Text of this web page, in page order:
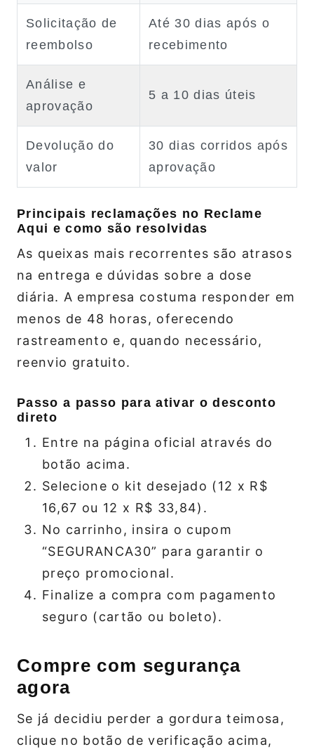
Solicitação de
reembolso
Até 30 dias após o
recebimento
Análise e
aprovação
5 a 10 dias úteis
Devolução do
valor
30 dias corridos após
aprovação
Principais reclamações no Reclame
Aqui e como são resolvidas
As queixas mais recorrentes são atrasos
na entrega e dúvidas sobre a dose
diária. A empresa costuma responder em
menos de 48 horas, oferecendo
rastreamento e, quando necessário,
reenvio gratuito.
Passo a passo para ativar o desconto
direto
Entre na página oficial através do
botão acima.
Selecione o kit desejado (12 x R$
16,67 ou 12 x R$ 33,84).
No carrinho, insira o cupom
“SEGURANCA30” para garantir o
preço promocional.
Finalize a compra com pagamento
seguro (cartão ou boleto).
Compre com segurança
agora
Se já decidiu perder a gordura teimosa,
clique no botão de verificação acima,